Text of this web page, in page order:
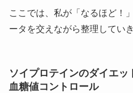
ここでは、私が「なるほど！
ータを交えながら整理していき
ソイプロテインのダイエッ
血糖値コントロール